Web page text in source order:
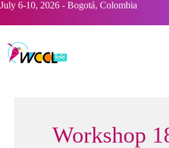
Saltar
contenido
July 6-10, 2026 - Bogotá, Colombia
Workshop